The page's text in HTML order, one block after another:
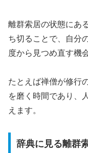
離群索居の状態にあ
ち切ることで、自分
度から見つめ直す機
たとえば禅僧が修行
を磨く時間であり、
えます。
辞典に見る離群